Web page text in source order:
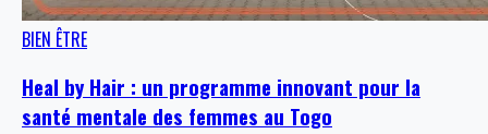
BIEN ÊTRE
Heal by Hair : un programme innovant pour la
santé mentale des femmes au Togo